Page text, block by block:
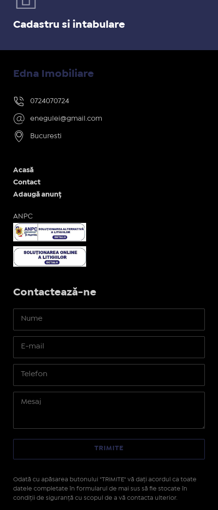
Cadastru si intabulare
Edna Imobiliare
0724070724
enegulei@gmail.com
Bucuresti
Acasă
Contact
Adaugă anunț
ANPC
Contactează-ne
Odată cu apăsarea butonului "TRIMITE" vă daţi acordul ca toate
datele completate în formularul de mai sus să fie stocate în
condiţii de siguranţă cu scopul de a vă contacta ulterior.